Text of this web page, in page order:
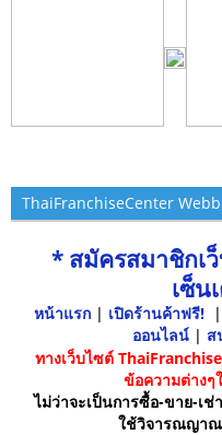
ThaiFranchiseCenter
* สมัครสมาชิกเ
เซ็น
หน้าแรก | เปิดร้านค้าฟรี! |
ออนไลน์ | ส
ทางเว็บไซต์
ข้อความต่างๆ
ไม่ว่าจะเป็นการซื้อ-ขาย-เ
ใช้วิจารณญาณ